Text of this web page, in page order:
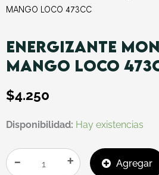
MANGO LOCO 473CC
ENERGIZANTE
MANGO LOCO
$4.250
Disponibilidad: Hay existencias
-
ENERGIZANTE
LOCO
+ Agregar